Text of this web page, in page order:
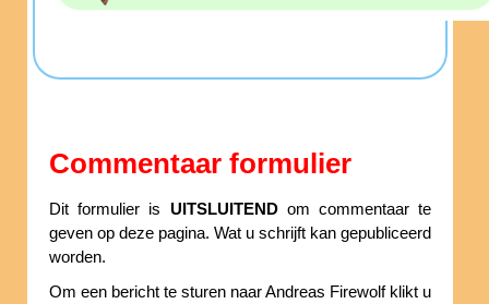
Commentaar formulier
Dit formulier is UITSLUITENDom commentaar te
geven op deze pagina. Wat u schrijft kan gepubliceerd
worden.
Om een bericht te sturen naar Andreas Firewolf klikt u